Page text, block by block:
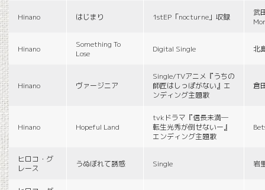
Hinano はじまり 1stEP「nocturne」収録
武
Hinano
Something To
Lose
Digital Single 北
Hinano ヴァージニア
Single/TVアニメ『うちの
師匠はしっぽがない』エ
ンディング主題歌
倉
Hinano Hopeful Land
tvkドラマ『信長未満―
転生光秀が倒せないー』
エンディング主題歌
ヒロコ・グ
レース
うぬぼれて誘惑 Single 岩